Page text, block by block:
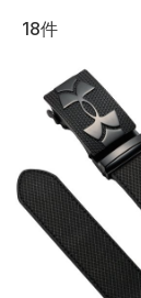
18件